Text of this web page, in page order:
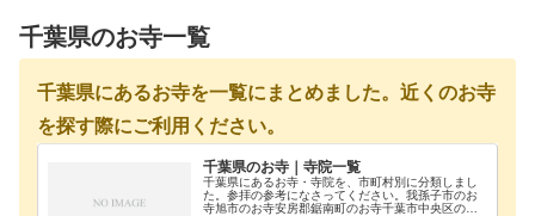
千葉県のお寺一覧
千葉県にあるお寺を一覧にまとめました。近くのお寺
を探す際にご利用ください。
千葉県のお寺｜寺院一覧
千葉県にあるお寺・寺院を、市町村別に分類しまし
た。参拝の参考になさってください。我孫子市のお
寺旭市のお寺安房郡鋸南町のお寺千葉市中央区のお